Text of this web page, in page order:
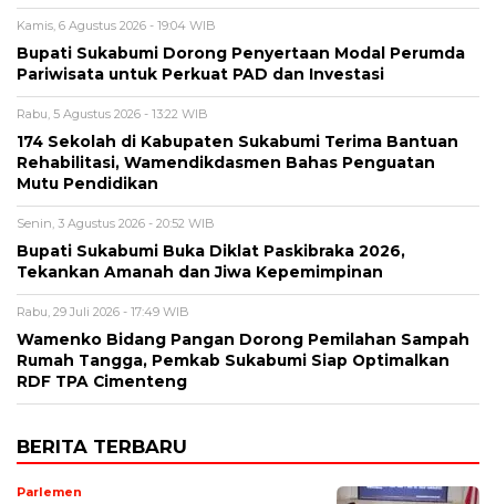
Kamis, 6 Agustus 2026 - 19:04 WIB
Bupati Sukabumi Dorong Penyertaan Modal Perumda
Pariwisata untuk Perkuat PAD dan Investasi
Rabu, 5 Agustus 2026 - 13:22 WIB
174 Sekolah di Kabupaten Sukabumi Terima Bantuan
Rehabilitasi, Wamendikdasmen Bahas Penguatan
Mutu Pendidikan
Senin, 3 Agustus 2026 - 20:52 WIB
Bupati Sukabumi Buka Diklat Paskibraka 2026,
Tekankan Amanah dan Jiwa Kepemimpinan
Rabu, 29 Juli 2026 - 17:49 WIB
Wamenko Bidang Pangan Dorong Pemilahan Sampah
Rumah Tangga, Pemkab Sukabumi Siap Optimalkan
RDF TPA Cimenteng
BERITA TERBARU
Parlemen